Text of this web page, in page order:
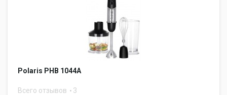
Polaris PHB 1044A
Всего отзывов 3